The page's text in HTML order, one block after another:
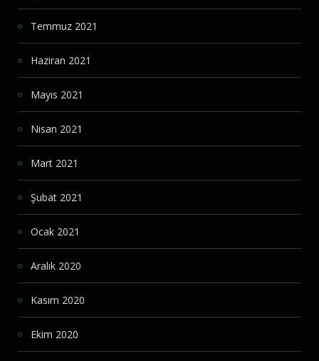
Temmuz 2021
Haziran 2021
Mayıs 2021
Nisan 2021
Mart 2021
Şubat 2021
Ocak 2021
Aralık 2020
Kasım 2020
Ekim 2020